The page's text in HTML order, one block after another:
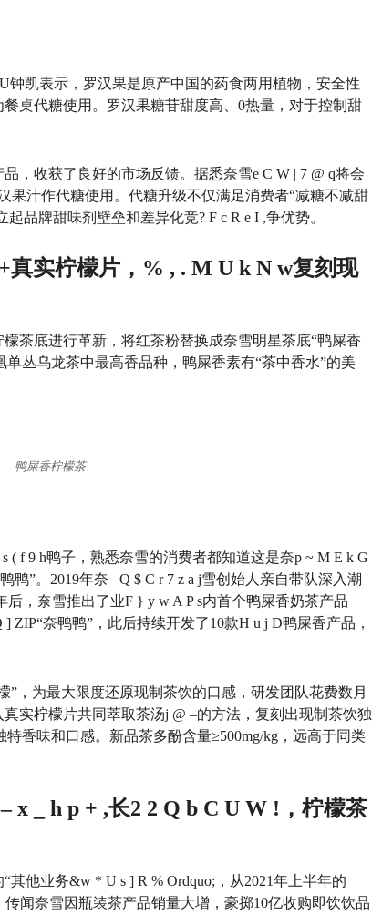
钟凯表示，罗汉果是原产中国的药食两用植物，安全性
桌代糖使用。罗汉果糖苷甜度高、0热量，对于控制甜
，收获了良好的市场反馈。据悉奈雪e C W | 7 @ q将会
果汁作代糖使用。代糖升级不仅满足消费者“减糖不减甜
起品牌甜味剂壁垒和差异化竞? F c R e I ,争优势。
真实柠檬片， % , . M U k N w复刻现
茶底进行革新，将红茶粉替换成奈雪明星茶底“鸭屎香
单丛乌龙茶中最高香品种，鸭屎香素有“茶中香水”的美
鸭屎香柠檬茶
( f 9 h鸭子，熟悉奈雪的消费者都知道这是奈p ~ M E k G
鸭”。2019年奈– Q $ C r 7 z a j雪创始人亲自带队深入潮
后，奈雪推出了业F } y w A P s内首个鸭屎香奶茶产品
] ZIP“奈鸭鸭”，此后持续开发了10款H u j D鸭屎香产品，
”，为最大限度还原现制茶饮的口感，研发团队花费数月
实柠檬片共同萃取茶汤j @ –的方法，复刻出现制茶饮独
香味和口感。新品茶多酚含量≥500mg/kg，远高于同类
x _ h p + ,长2 2 Q b C U W ! ，柠檬茶
其他业务&w * U s ] R % Ordquo;，从2021年上半年的
传闻奈雪因瓶装茶产品销量大增，豪掷10亿收购即饮饮品